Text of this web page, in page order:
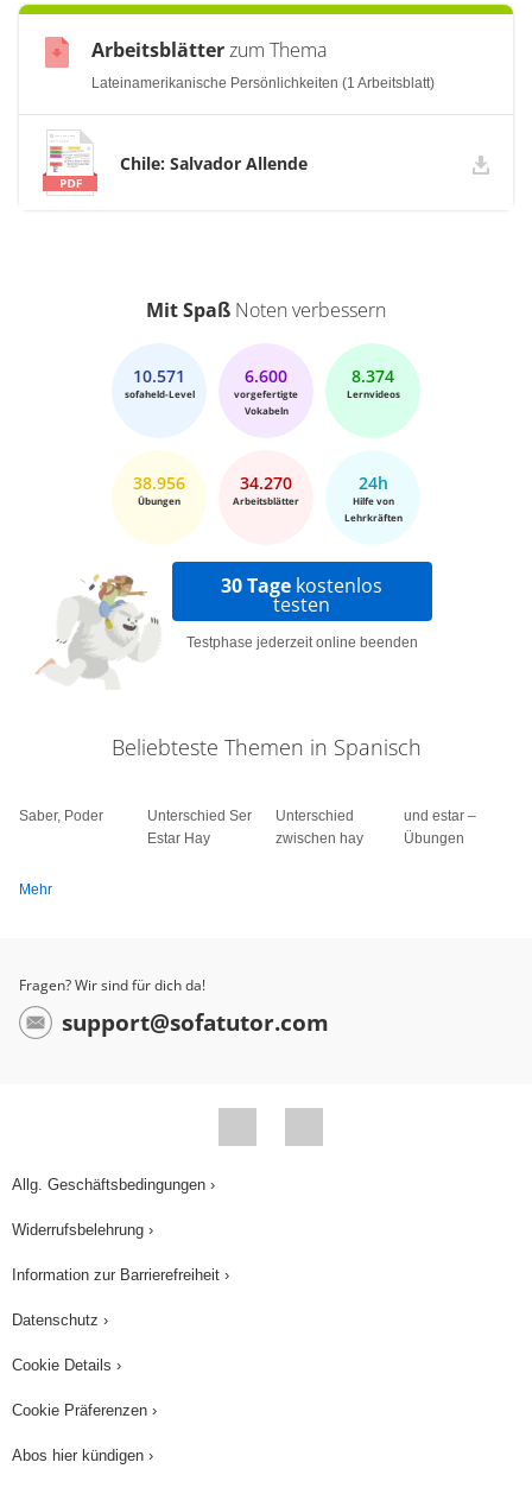
Arbeitsblätterzum Thema
Lateinamerikanische Persönlichkeiten (1 Arbeitsblatt)
Chile: Salvador Allende
Mit Spaß Noten verbessern
10.571
sofaheld-Level
6.600
vorgefertigte
Vokabeln
8.374
Lernvideos
38.956
Übungen
34.270
Arbeitsblätter
24h
Hilfe von
Lehrkräften
30 Tage kostenlos
testen
Testphase jederzeit online beenden
Beliebteste Themen in Spanisch
Saber, Poder
Unterschied Ser
Estar Hay
Unterschied
zwischen hay
und estar –
Übungen
Mehr
Fragen? Wir sind für dich da!
support@sofatutor.com
Allg. Geschäftsbedingungen ›
Widerrufsbelehrung ›
Information zur Barrierefreiheit ›
Datenschutz ›
Cookie Details ›
Cookie Präferenzen ›
Abos hier kündigen ›